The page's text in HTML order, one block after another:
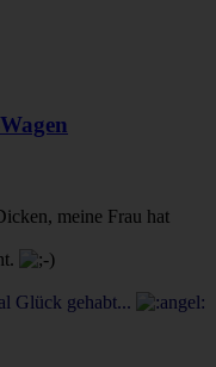
meine Frau hat
Glück gehabt...